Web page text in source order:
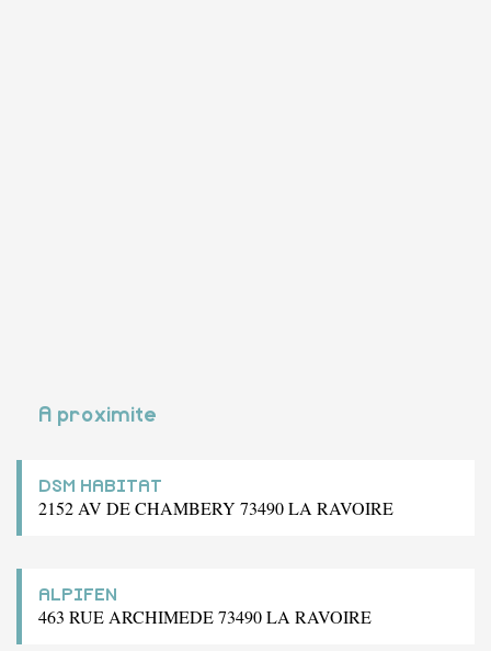
A proximite
DSM HABITAT
2152 AV DE CHAMBERY 73490 LA RAVOIRE
ALPIFEN
463 RUE ARCHIMEDE 73490 LA RAVOIRE